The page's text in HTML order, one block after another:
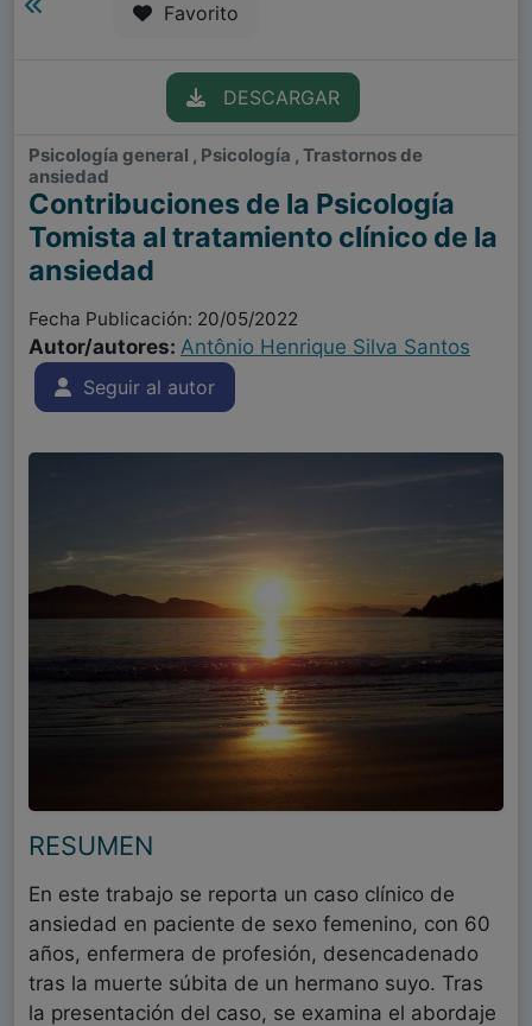
Favorito
DESCARGAR
Psicología general , Psicología , Trastornos de
ansiedad
Contribuciones de la Psicología
Tomista al tratamiento clínico de la
ansiedad
Fecha Publicación: 20/05/2022
Autor/autores: Antônio Henrique Silva Santos
Seguir al autor
RESUMEN
En este trabajo se reporta un caso clínico de
ansiedad en paciente de sexo femenino, con 60
años, enfermera de profesión, desencadenado
tras la muerte súbita de un hermano suyo. Tras
la presentación del caso, se examina el abordaje